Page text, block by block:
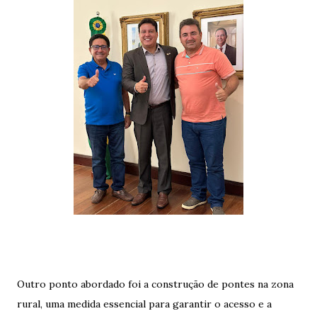
Outro ponto abordado foi a construção de pontes na zona
rural, uma medida essencial para garantir o acesso e a